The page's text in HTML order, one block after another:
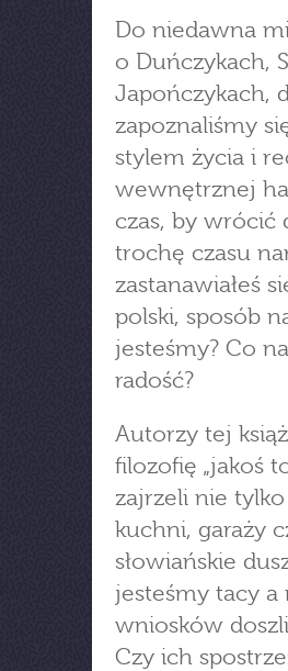
Do niedawna
o Duńczykach,
Japończykach,
zapoznaliśmy
stylem życia i
wewnętrznej
czas, by wrócić
trochę czasu
zastanawiałeś
polski, sposób
jesteśmy? Co
radość?
Autorzy tej
filozofię „jakoś
zajrzeli nie
kuchni, garaży
słowiańskie
jesteśmy tacy
wniosków
Czy ich